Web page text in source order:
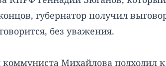
губернатор получил
без уважения.
коммуниста Михайлова